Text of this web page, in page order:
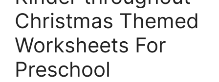
Christmas Themed
Worksheets For
Preschool